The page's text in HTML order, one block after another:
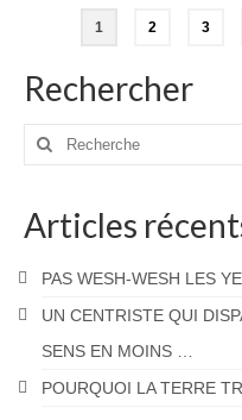
Pagination
des
publications
1 2 3
Rechercher
Rechercher
Articles
PAS WESH-WESH LES
UN CENTRISTE QUI
SENS EN MOINS …
POURQUOI LA TERRE